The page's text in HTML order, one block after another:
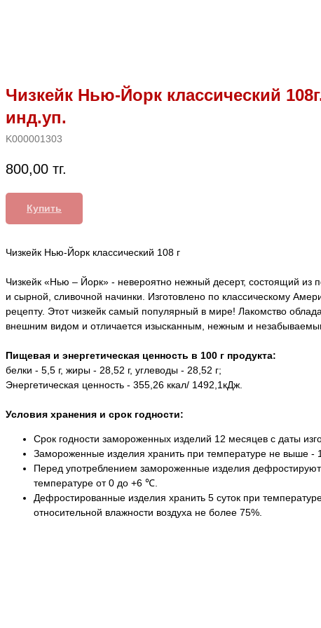
Чизкейк Нью-Йорк классический
инд.уп.
K000001303
800,00 тг.
Купить
Чизкейк Нью-Йорк классический 108 г
Чизкейк «Нью – Йорк» - невероятно нежный десерт, состоящий из
и сырной, сливочной начинки. Изготовлено по классическому
рецепту. Этот чизкейк самый популярный в мире! Лакомство
внешним видом и отличается изысканным, нежным и
Пищевая и энергетическая ценность в 100 г продукта:
белки - 5,5 г, жиры - 28,52 г, углеводы - 28,52 г;
Энергетическая ценность - 355,26 ккал/ 1492,1кДж.
Условия хранения и срок годности:
Срок годности замороженных изделий 12 месяцев с даты
Замороженные изделия хранить при температуре не выше -
Перед употреблением замороженные изделия
температуре от 0 до +6 ℃.
Дефростированные изделия хранить 5 суток при
относительной влажности воздуха не более 75%.